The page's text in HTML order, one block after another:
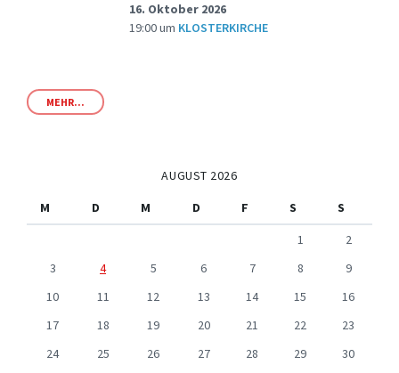
16. Oktober 2026
19:00um KLOSTERKIRCHE
MEHR...
AUGUST 2026
M
D M D F S
S
1
2
3
4 5 6 7 8
9
10
11 12 13 14 15
16
17
18 19 20 21 22
23
24
25 26 27 28 29
30